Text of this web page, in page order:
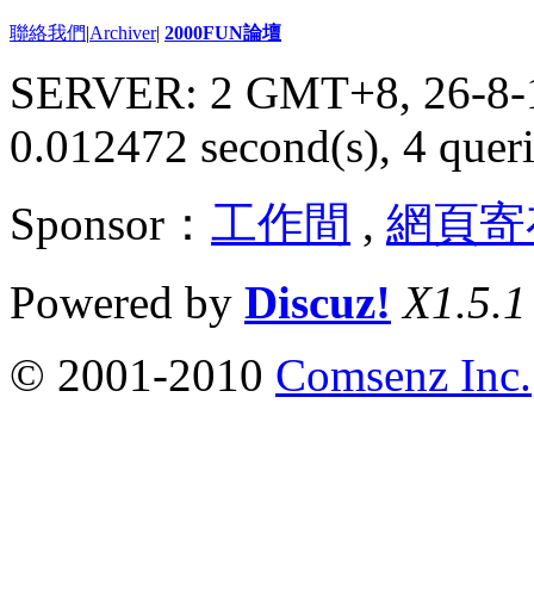
聯絡我們|Archiver| 2000FUN論壇
SERVER: 2 GMT+8, 26-
0.012472 second(s), 4
Sponsor： 工作間 , 網頁
Powered by Discuz! X1.5.1
© 2001-2010 Comsenz Inc.